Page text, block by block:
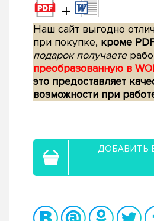
+
Наш сайт выгодно
при покупке, кроме
подарок получаете
преобразованную в
это предоставляет
возможности при
ДОБАВИТЬ